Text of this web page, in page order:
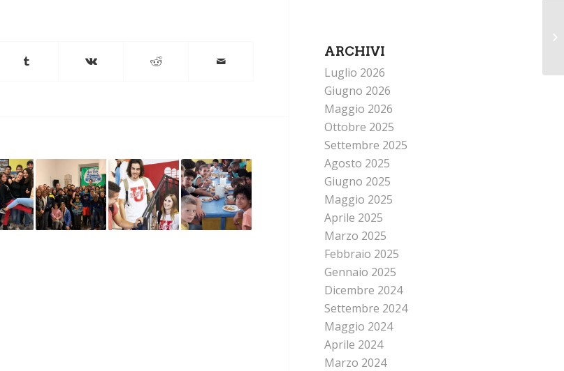
ARCHIVI
Luglio 2026
Giugno 2026
Maggio 2026
Ottobre 2025
Settembre 2025
Agosto 2025
Giugno 2025
Maggio 2025
Aprile 2025
Marzo 2025
Febbraio 2025
Gennaio 2025
Dicembre 2024
Settembre 2024
Maggio 2024
Aprile 2024
Marzo 2024